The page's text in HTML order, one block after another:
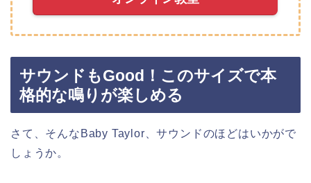
サウンドもGood！このサイズで本
格的な鳴りが楽しめる
さて、そんなBaby Taylor、サウンドのほどはいかがで
しょうか。